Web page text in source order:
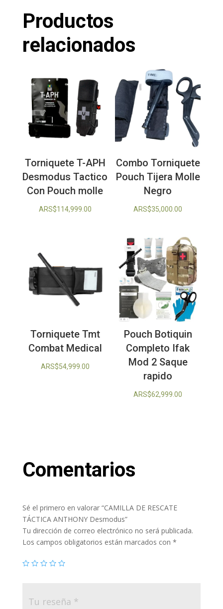
Productos
relacionados
Torniquete T-APH
Desmodus Tactico
Con Pouch molle
ARS$114,999.00
Combo Torniquete
Pouch Tijera Molle
Negro
ARS$35,000.00
Torniquete Tmt
Combat Medical
ARS$54,999.00
Pouch Botiquin
Completo Ifak
Mod 2 Saque
rapido
ARS$62,999.00
Comentarios
Sé el primero en valorar “CAMILLA DE RESCATE
TÁCTICA ANTHONY Desmodus”
Tu dirección de correo electrónico no será publicada.
Los campos obligatorios están marcados con *